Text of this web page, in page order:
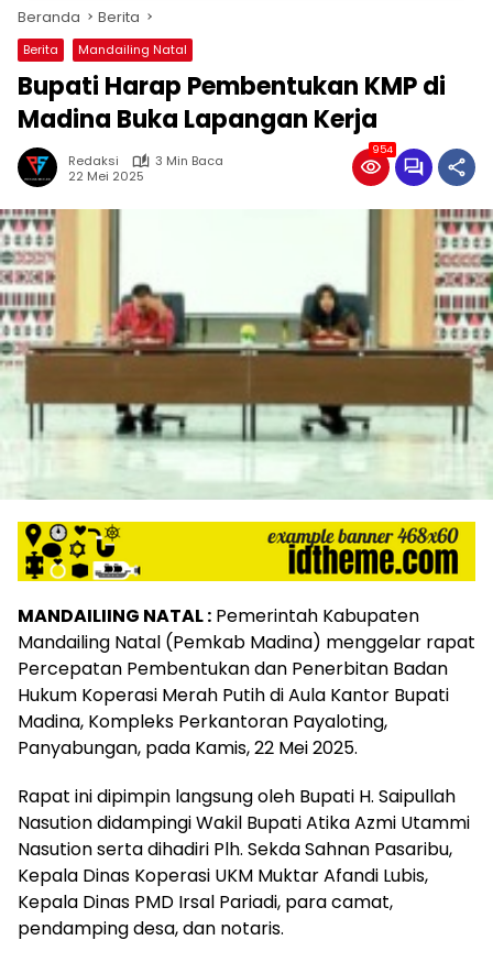
Beranda Berita
Berita Mandailing Natal
Bupati Harap Pembentukan KMP di
Madina Buka Lapangan Kerja
Redaksi
3 Min Baca
22 Mei 2025
954
MANDAILIING NATAL : Pemerintah Kabupaten
Mandailing Natal (Pemkab Madina) menggelar rapat
Percepatan Pembentukan dan Penerbitan Badan
Hukum Koperasi Merah Putih di Aula Kantor Bupati
Madina, Kompleks Perkantoran Payaloting,
Panyabungan, pada Kamis, 22 Mei 2025.
Rapat ini dipimpin langsung oleh Bupati H. Saipullah
Nasution didampingi Wakil Bupati Atika Azmi Utammi
Nasution serta dihadiri Plh. Sekda Sahnan Pasaribu,
Kepala Dinas Koperasi UKM Muktar Afandi Lubis,
Kepala Dinas PMD Irsal Pariadi, para camat,
pendamping desa, dan notaris.